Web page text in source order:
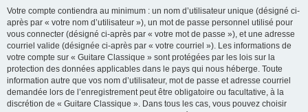
Votre compte contiendra au minimum : un nom d’utilisateur unique (désigné ci-
après par « votre nom d’utilisateur »), un mot de passe personnel utilisé pour
vous connecter (désigné ci-après par « votre mot de passe »), et une adresse
courriel valide (désignée ci-après par « votre courriel »). Les informations de
votre compte sur « Guitare Classique » sont protégées par les lois sur la
protection des données applicables dans le pays qui nous héberge. Toute
information autre que vos nom d’utilisateur, mot de passe et adresse courriel
demandée lors de l’enregistrement peut être obligatoire ou facultative, à la
discrétion de « Guitare Classique ». Dans tous les cas, vous pouvez choisir